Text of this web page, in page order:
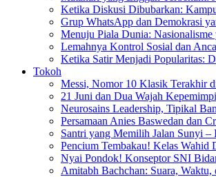
Ketika Diskusi Dibubarkan:
Grup WhatsApp dan Demokrasi
Menuju Piala Dunia: Nasionalisme
Lemahnya Kontrol Sosial dan
Ketika Satir Menjadi Popularitas:
Tokoh
Messi, Nomor 10 Klasik Terakhir
21 Juni dan Dua Wajah
Neurosains Leadership, Tipikal
Persamaan Anies Baswedan dan
Santri yang Memilih Jalan Sunyi
Pencium Tembakau! Kelas Wahid
Nyai Pondok! Konseptor SNI
Amitabh Bachchan: Suara,